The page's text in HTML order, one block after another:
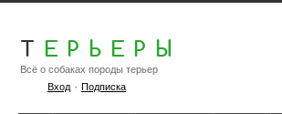
Т ЕРЬЕРЫ
Всё о собаках породы терьер
Вход· Подписка